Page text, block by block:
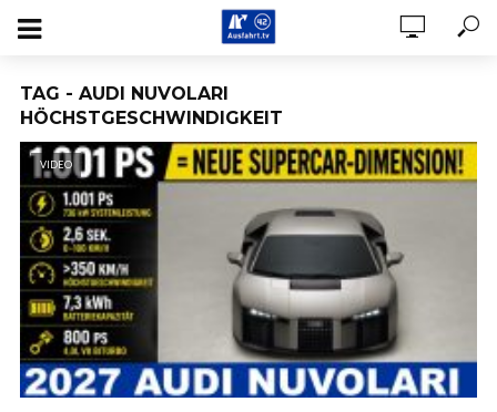
TAG - AUDI NUVOLARI
HÖCHSTGESCHWINDIGKEIT
VIDEO